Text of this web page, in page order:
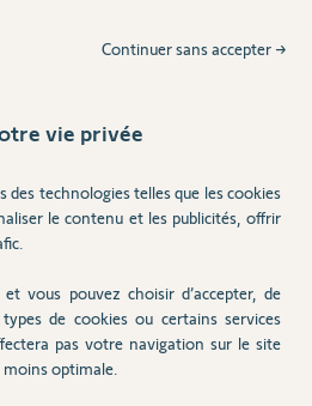
Migration TaHoma V1 vers TaHoma Switch
impossible —
Migration
réponses
Migration installation box Tahoma vers
Tahoma Switch ?
vie privée
technologies telles que les cookies
le contenu et les publicités, offrir
vous pouvez choisir d’accepter, de
de cookies ou certains services
pas votre navigation sur le site
optimale.
Continuer sans accepter →